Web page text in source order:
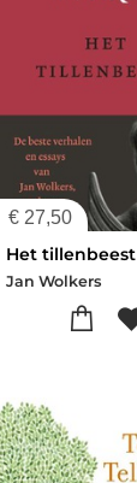
€ 27,50
Het tillenbeest
Jan Wolkers